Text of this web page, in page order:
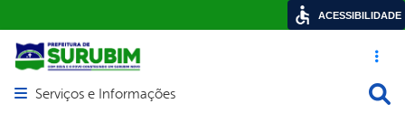
Acesso
Abrir menu principal de navegação
Serviços e Informações
ACESSIBILIDADE